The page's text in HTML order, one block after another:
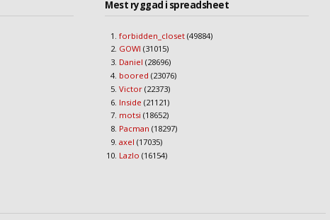
Mest ryggad i spreadsheet
forbidden_closet (49884)
GOWI (31015)
Daniel (28696)
boored (23076)
Victor (22373)
Inside (21121)
motsi (18652)
Pacman (18297)
axel (17035)
Lazlo (16154)